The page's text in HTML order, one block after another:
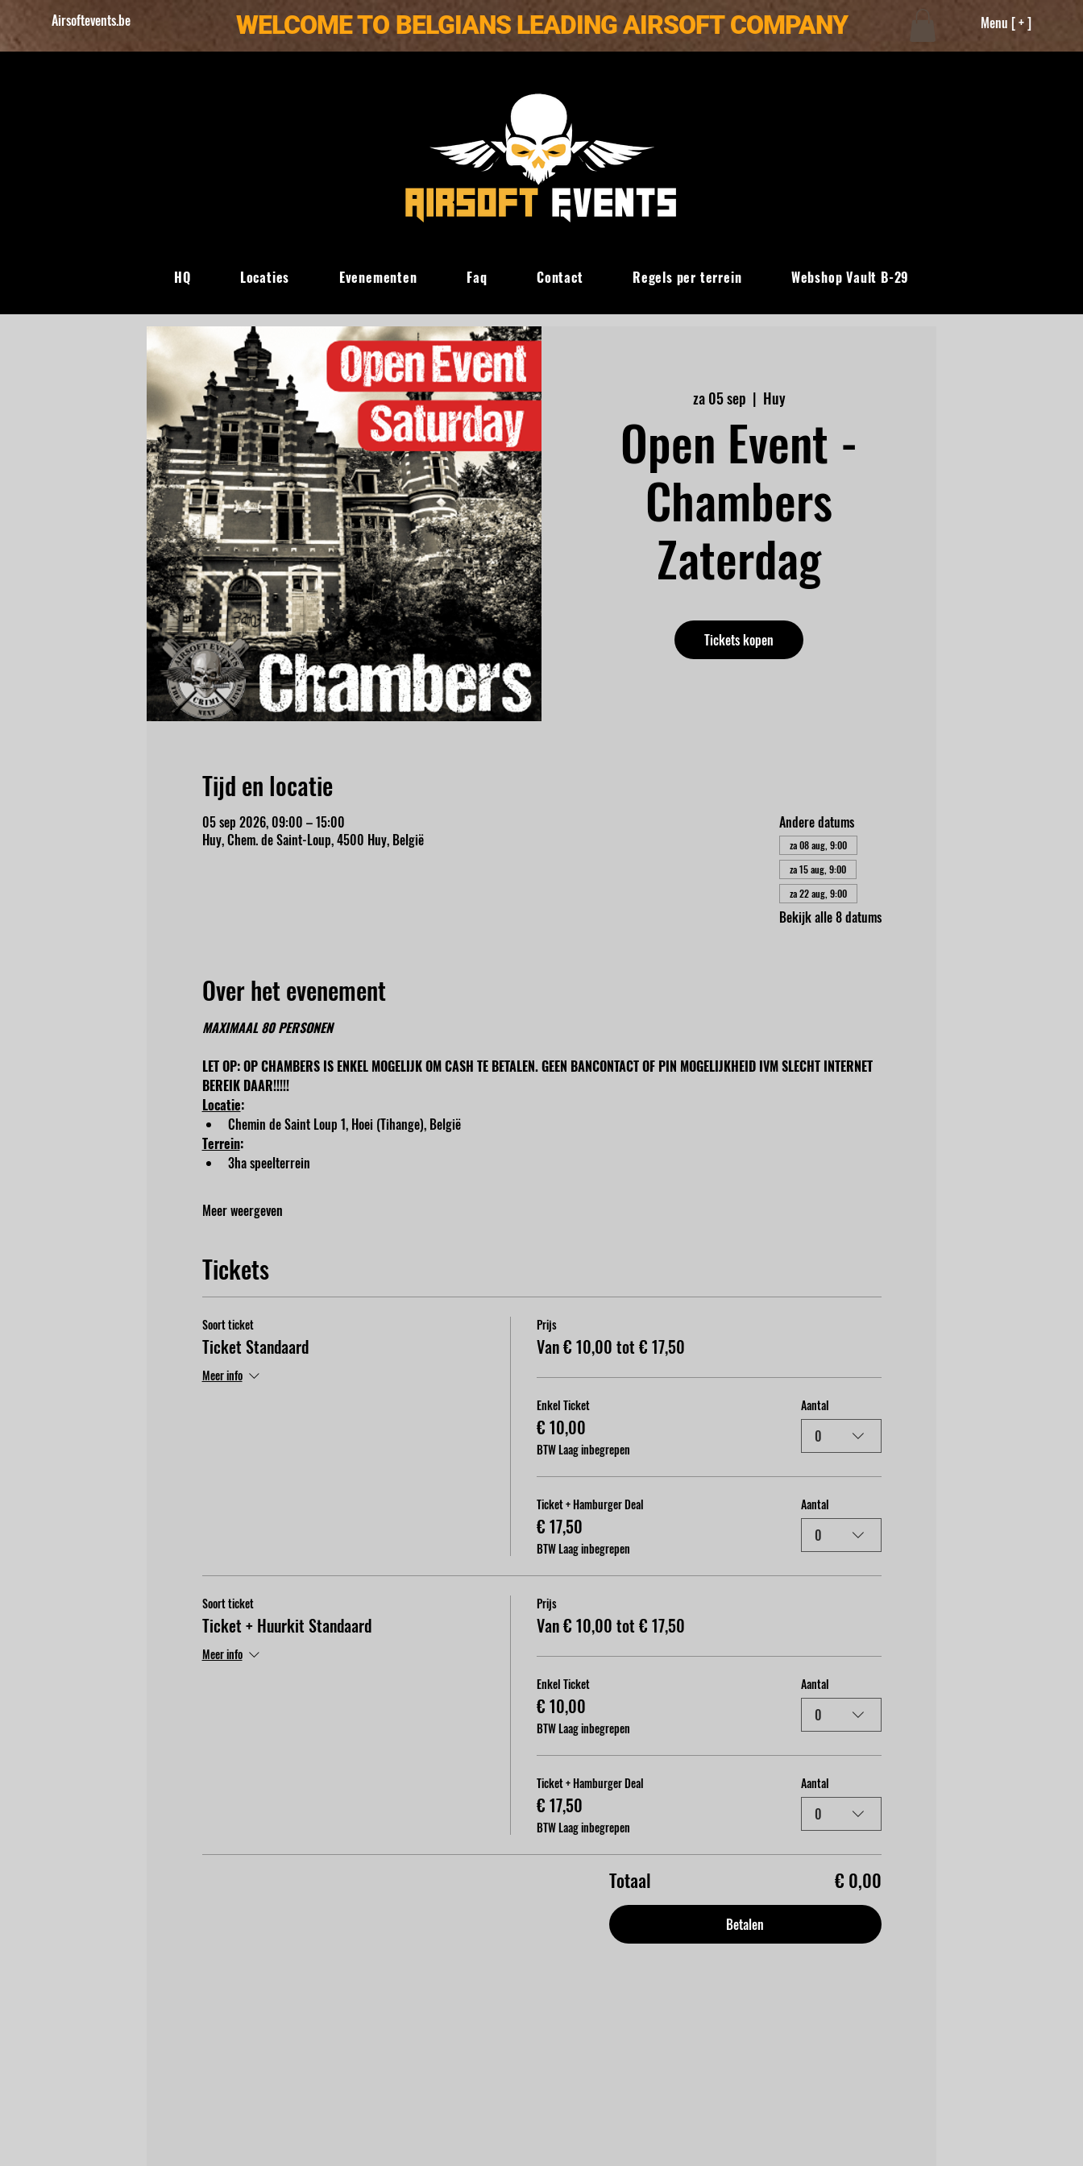
Airsoftevents.be Menu [ + ]
WELCOME TO BELGIANS LEADING AIRSOFT COMPANY
za 05 sep
  |
Huy
Open Event -
Chambers
Zaterdag
Tickets kopen
Tijd en locatie
05 sep 2026, 09:00 – 15:00
Huy, Chem. de Saint-Loup, 4500 Huy, België
Andere datums
za 08 aug, 9:00
za 15 aug, 9:00
za 22 aug, 9:00
Bekijk alle 8 datums
Over het evenement
MAXIMAAL 80 PERSONEN
LET OP: OP CHAMBERS IS ENKEL MOGELIJK OM CASH TE BETALEN. GEEN BANCONTACT OF PIN MOGELIJKHEID IVM SLECHT INTERNET
BEREIK DAAR!!!!!
Locatie:
Chemin de Saint Loup 1, Hoei (Tihange), België
Terrein:
3ha speelterrein
Meer weergeven
Tickets
Soort ticket
Ticket Standaard
Meer info
Prijs
Van € 10,00 tot € 17,50
Enkel Ticket
€ 10,00
BTW Laag inbegrepen
Aantal
0
Ticket + Hamburger Deal
€ 17,50
BTW Laag inbegrepen
Aantal
0
Soort ticket
Ticket + Huurkit Standaard
Meer info
Prijs
Van € 10,00 tot € 17,50
Enkel Ticket
€ 10,00
BTW Laag inbegrepen
Aantal
0
Ticket + Hamburger Deal
€ 17,50
BTW Laag inbegrepen
Aantal
0
Totaal € 0,00
Betalen
HQ Locaties Evenementen Faq Contact Regels per terrein Webshop Vault B-29